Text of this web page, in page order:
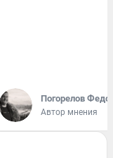
Погорелов
Автор мнения